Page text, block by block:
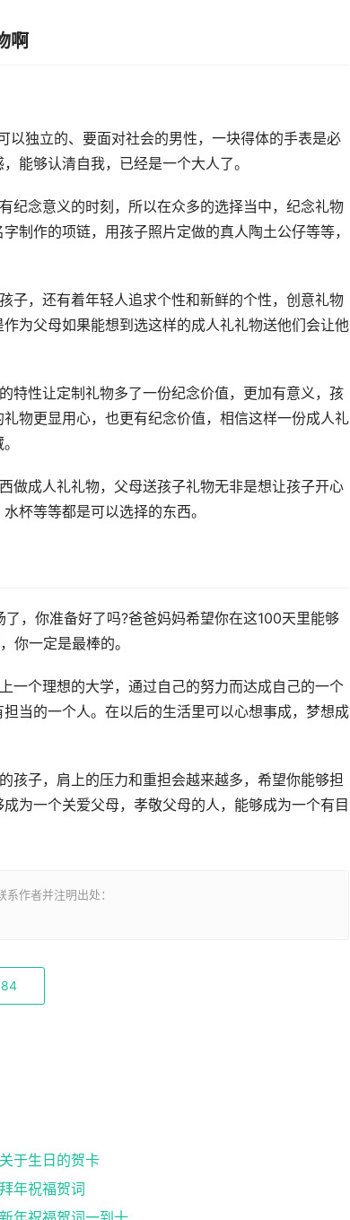
啊
以独立的、要面对社会的男性，一块得体的手表是必
，能够认清自我，已经是一个大人了。
纪念意义的时刻，所以在众多的选择当中，纪念礼物
制作的项链，用孩子照片定做的真人陶土公仔等等，
子，还有着年轻人追求个性和新鲜的个性，创意礼物
为父母如果能想到选这样的成人礼礼物送他们会让他
特性让定制礼物多了一份纪念价值，更加有意义，孩
物更显用心，也更有纪念价值，相信这样一份成人礼
藏。
做成人礼礼物，父母送孩子礼物无非是想让孩子开心
杯等等都是可以选择的东西。
，你准备好了吗?爸爸妈妈希望你在这100天里能够
你一定是最棒的。
一个理想的大学，通过自己的努力而达成自己的一个
当的一个人。在以后的生活里可以心想事成，梦想成
孩子，肩上的压力和重担会越来越多，希望你能够担
为一个关爱父母，孝敬父母的人，能够成为一个有目
作者并注明出处：
84
关于生日的贺卡
拜年祝福贺词